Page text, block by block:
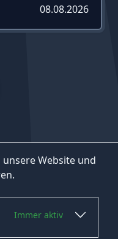
Website und
Immer aktiv
08.08.2026